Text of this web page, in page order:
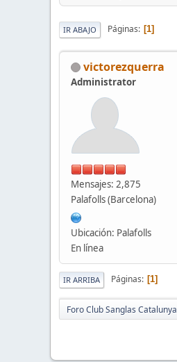
IR ABAJO Páginas 1
victorezquerra
Administrator
Mensajes: 2,875
Palafolls (Barcelona)
Ubicación: Palafolls
En línea
IR ARRIBA Páginas 1
Foro Club Sanglas Catalunya